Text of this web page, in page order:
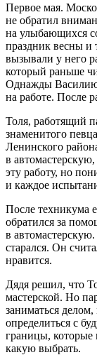
Первое мая.
не обратил вниман
на улыбающихся
праздник весны и
вызывали у него
который раньше
Однажды Василию
на работе. После
Толя, работящий
знаменитого
Ленинского
в
эту работу, но
и каждое
После техникума
обратился за
в
старался. Он
нравится.
Дядя решил, что
мастерской. Но
заниматься
определиться с
границы, которые
какую выбрать.